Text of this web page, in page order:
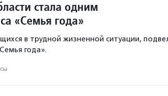
стала одним
«Семья года»
в трудной жизненной ситуации,
года».